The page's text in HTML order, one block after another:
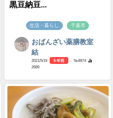
黒豆納豆...
生活・暮らし 千葉市
おばんざい薬膳教室
結
2021/5/19 5 年前
- №8974
2689